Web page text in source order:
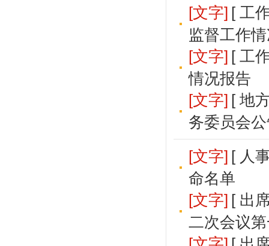
[文字] [ 工
监督工作
[文字] [ 工
情况报告
[文字] [ 地
务委员会
[文字] [ 人
命名单
[文字] [ 出
二次会议